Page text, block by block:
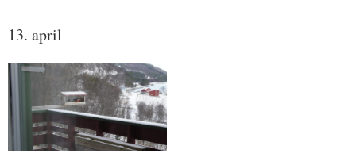
13. april